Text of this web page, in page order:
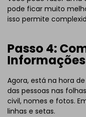
pode ficar muito
isso permite
Passo 4:
Informações
Agora, está na hora
das pessoas nas
civil, nomes e fotos.
linhas e setas.